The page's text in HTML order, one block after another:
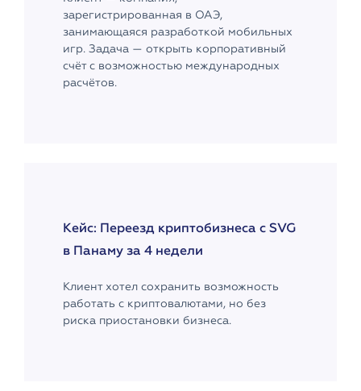
зарегистрированная в ОАЭ,
занимающаяся разработкой мобильных
игр. Задача — открыть корпоративный
счёт с возможностью международных
расчётов.
Кейс: Переезд криптобизнеса с SVG
в Панаму за 4 недели
Клиент хотел сохранить возможность
работать с криптовалютами, но без
риска приостановки бизнеса.